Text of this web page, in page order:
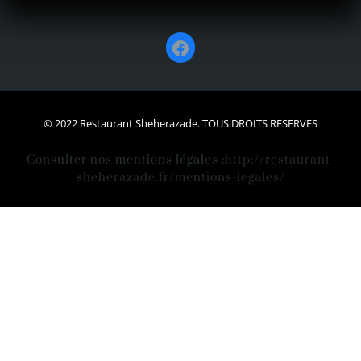
Facebook
© 2022 Restaurant Sheherazade. TOUS DROITS RESERVES
Consulter nos mentions légales : http://restaurant-
sheherazade.fr/mentions-legales/